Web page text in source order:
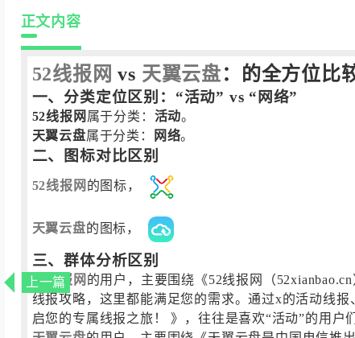
上一篇
正文内容
52线报网 vs 天翼云盘：的全方位比
一、分类定位区别：“活动” vs “网络”
52线报网 属于分类： 活动。
天翼云盘属于分类： 网络。
二、图标对比区别
52线报网 的图标，
天翼云盘的图标，
三、群体分析区别
52线报网 的用户，主要围绕《52线报网（
线报攻略，这里都能满足您的需求。通过x的活动线
启您的专属线报之旅！ 》，往往是喜欢“活动”的用户